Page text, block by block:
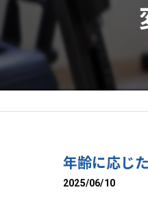
年齢に応じ
2025/06/10